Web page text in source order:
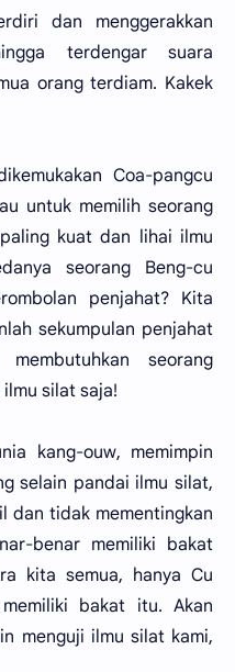
dan menggerakkan
terdengar suara
orang terdiam. Kakek
Coa-pangcu
untuk memilih seorang
kuat dan lihai ilmu
seorang Beng-cu
penjahat? Kita
sekumpulan penjahat
seorang
silat saja!
kang-ouw, memimpin
selain pandai ilmu silat,
dan tidak mementingkan
benar memiliki bakat
kita semua, hanya Cu
bakat itu. Akan
menguji ilmu silat kami,